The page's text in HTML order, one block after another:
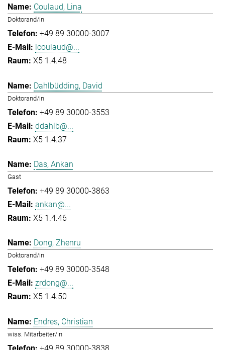
Coulaud, Lina
Doktorand/in
+49 89 30000-3007
lcoulaud@...
X5 1.4.48
Dahlbüdding, David
Doktorand/in
+49 89 30000-3553
ddahlb@...
X5 1.4.37
Das, Ankan
Gast
+49 89 30000-3863
ankan@...
X5 1.4.46
Dong, Zhenru
Doktorand/in
+49 89 30000-3548
zrdong@...
X5 1.4.50
Endres, Christian
wiss. Mitarbeiter/in